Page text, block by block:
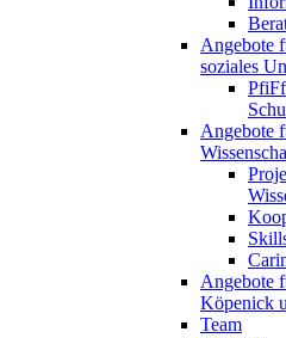
Angebote
soziales
Angebote
Angebote
Köpenick
Team